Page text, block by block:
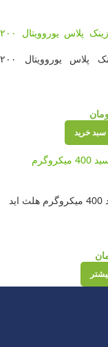
شربت زینک پلاس یوروویتال ۲۰۰
سبد خرید